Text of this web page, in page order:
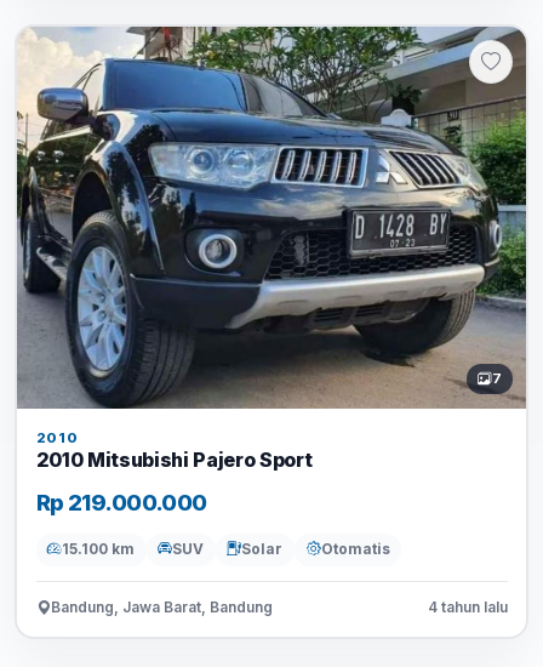
7
2010
2010 Mitsubishi Pajero Sport
Rp 219.000.000
15.100 km SUV Solar Otomatis
Bandung, Jawa Barat, Bandung 4 tahun lalu